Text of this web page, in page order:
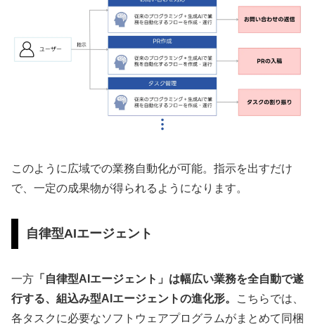
このように広域での業務自動化が可能。指示を出すだけ
で、一定の成果物が得られるようになります。
自律型AIエージェント
一方 「自律型AIエージェント」は幅広い業務を全自動で遂
行する、組込み型AIエージェントの進化形。
こちらでは、
各タスクに必要なソフトウェアプログラムがまとめて同梱